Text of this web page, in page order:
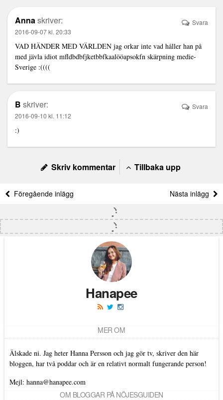
Anna skriver:
2016-09-07 kl. 20:33
VAD HÄNDER MED VÄRLDEN jag orkar inte vad håller han på
med jävla idiot mfldbdbfjketbbfkaalööapsokfn skärpning medie-
Sverige :((((
Svara
B skriver:
2016-09-10 kl. 11:12
:)
Svara
Skriv kommentar Tillbaka upp
Föregående inlägg Nästa inlägg
Hanapee
MER OM
Älskade ni. Jag heter Hanna Persson och jag gör tv, skriver den här
bloggen, har två poddar och är en relativt normalt fungerande person!
Mejl: hanna@hanapee.com
OM BLOGGAR PÅ NÖJESGUIDEN